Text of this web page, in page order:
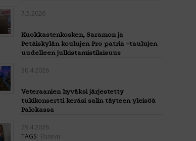
7.5.2026
Kuokkastenkosken, Saramon ja
Petäiskylän koulujen Pro patria -taulujen
uudelleen julkistamistilaisuus
30.4.2026
Veteraanien hyväksi järjestetty
tukikonsertti keräsi salin täyteen yleisöä
Palokassa
29.4.2026
TAGS: Etusivu